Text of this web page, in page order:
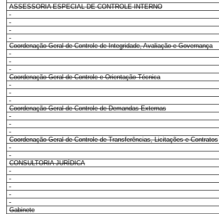
ASSESSORIA ESPECIAL DE CONTROLE INTERNO
Coordenação-Geral de Controle de Integridade, Avaliação e Governança
Coordenação-Geral de Controle e Orientação Técnica
Coordenação-Geral de Controle de Demandas Externas
Coordenação-Geral de Controle de Transferências, Licitações e Contratos
CONSULTORIA JURÍDICA
Gabinete